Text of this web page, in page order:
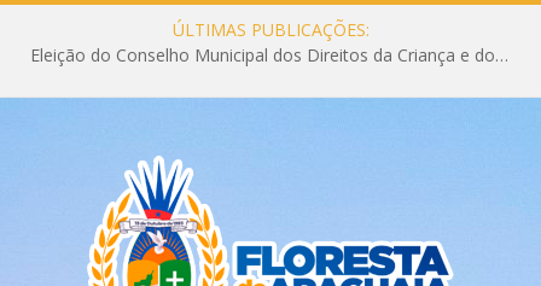
ÚLTIMAS PUBLICAÇÕES:
Eleição do Conselho Municipal dos Direitos da Criança e do Adolescente CMDCA 2026